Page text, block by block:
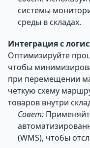
системы
среды в складах.
Интеграция с
Оптимизируйте
чтобы
при перемещении
четкую схему
товаров внутри
Совет:
(WMS), чтобы